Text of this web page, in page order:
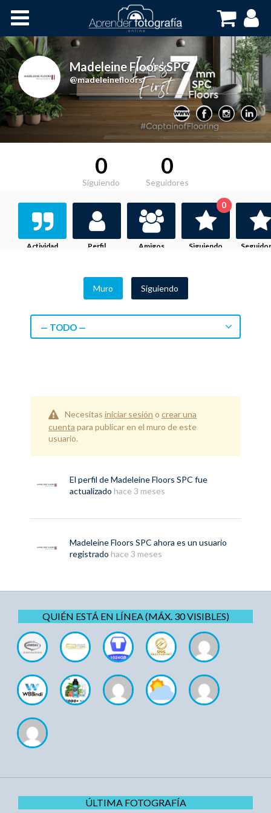
Cursos OnLine
Madeleine Floors SPC
@madeleinefloors
0
Siguiendo
0
Seguidores
Actividad Perfil Amigos Siguiendo
0
Muro Siguiendo
— TODO —
Necesitas iniciar sesión o crear una
cuenta para publicar en el muro de este
usuario.
El perfil deMadeleine Floors SPC fue
actualizado hace 3 meses
Madeleine Floors SPC ahora es un usuario
registrado hace 3 meses
QUIÉN ESTÁ EN LÍNEA (MÁX. 30 VISIBLES)
ÚLTIMA FOTOGRAFÍA